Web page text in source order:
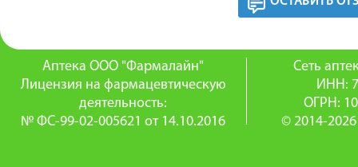
http://
Аптека ООО "Фармалайн"
Лицензия на фармацевтическую
деятельность:
№ ФС-99-02-005621 от 14.10.2016
Сеть
ИНН:
ОГРН:
© 2014-